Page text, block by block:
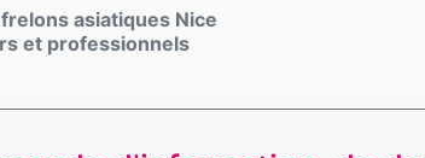
asiatiques Nice
et professionnels